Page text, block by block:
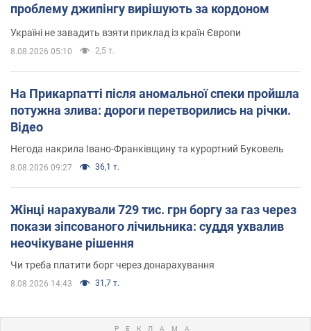
проблему джипінгу вирішують за кордоном
Україні не завадить взяти приклад із країн Європи
8.08.2026 05:10 2,5 т.
На Прикарпатті після аномальної спеки пройшла
потужна злива: дороги перетворились на річки.
Відео
Негода накрила Івано-Франківщину та курортний Буковель
8.08.2026 09:27 36,1 т.
Жінці нарахували 729 тис. грн боргу за газ через
покази зіпсованого лічильника: суддя ухвалив
неочікуване рішення
Чи треба платити борг через донарахування
8.08.2026 14:43 31,7 т.